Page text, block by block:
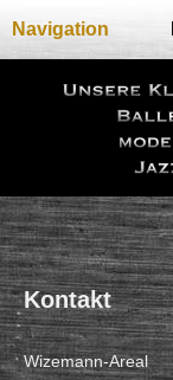
Navigation
Kontakt
Wizemann-Areal